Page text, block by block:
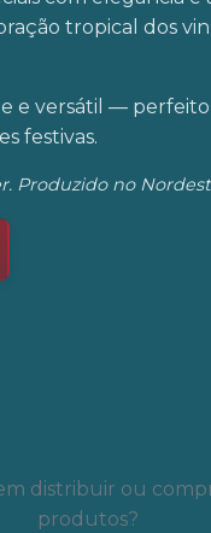
tropical dos
e versátil — perfeito
festivas.
Produzido no
distribuir ou
produtos?